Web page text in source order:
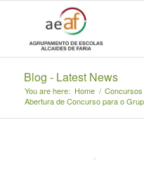
Blog - Latest News
You are here: Home / Concursos
Abertura de Concurso para o